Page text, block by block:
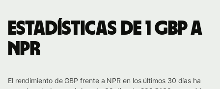
Estadísticas de 1 GBP a
NPR
El rendimiento de GBP frente a NPR en los últimos 30 días ha